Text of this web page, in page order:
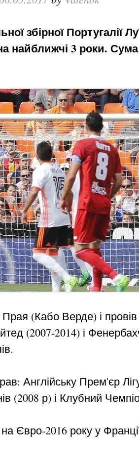
збірної Португалії
найближчі 3 роки.
(Кабо Верде) і
(2007-2014) і
Англійську Прем'єр
(2008 р) і Клубний
Євро-2016 року у